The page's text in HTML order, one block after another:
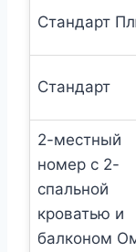
Стандарт
Стандарт
2-местный
номер с 2-
спальной
кроватью и
балконом